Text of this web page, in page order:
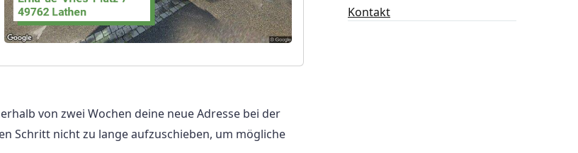
von zwei Wochen deine neue Adresse bei der
Schritt nicht zu lange aufzuschieben, um mögliche
Kontakt